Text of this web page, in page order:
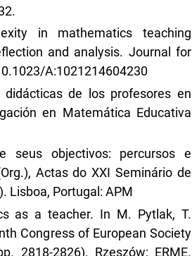
in mathematics teaching
and analysis. Journal for
A:1021214604230
de los profesores en
en Matemática Educativa
seus objectivos: percursos e
Actas do XXI Seminário de
Lisboa, Portugal: APM
as a teacher. In M. Pytlak, T.
Congress of European Society
2818-2826). Rzeszów: ERME.